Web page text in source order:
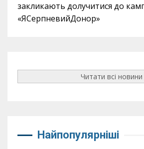
закликають долучитися до
«ЯСерпневийДонор»
Читати всі новини
Найпопулярніші